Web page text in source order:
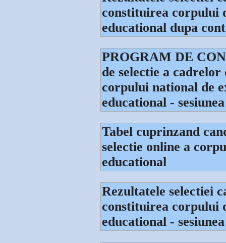
constituirea corpului
educational dupa
PROGRAM DE
de selectie a
corpului national de
educational -
Tabel cuprinzand
selectie online a
educational
Rezultatele selectiei
constituirea corpului
educational -